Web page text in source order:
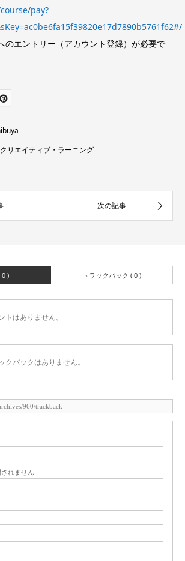
pay?
エントリー（アカウント登録）が必要で
クリエイティブ・ラーニング
) トラックバック ( 0 )
トはありません。
クバックはありません。
れません -